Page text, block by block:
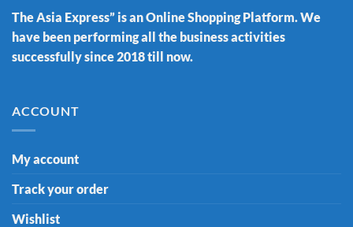
The Asia Express” is an Online Shopping Platform. We
have been performing all the business activities
successfully since 2018 till now.
ACCOUNT
My account
Track your order
Wishlist